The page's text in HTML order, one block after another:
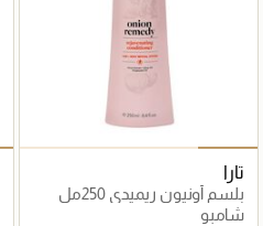
تارا
بلسم أونيون ريميدي 250مل
شامبو